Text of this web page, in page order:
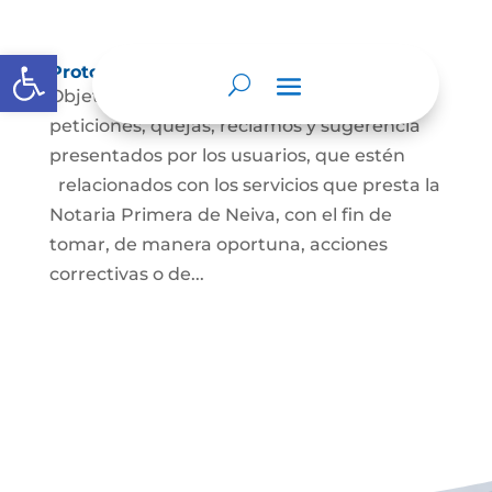
Abrir barra de herramientas
Protocolos de Atención
Objetivo Resolver oportunamente las
peticiones, quejas, reclamos y sugerencia
presentados por los usuarios, que estén
relacionados con los servicios que presta la
Notaria Primera de Neiva, con el fin de
tomar, de manera oportuna, acciones
correctivas o de...